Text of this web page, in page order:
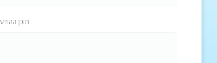
תוכן